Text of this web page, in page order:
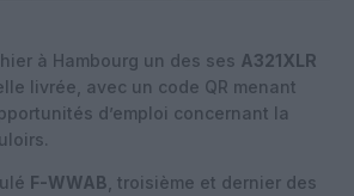
à Hambourg un des ses A321XLR
livrée, avec un code QR menant
d’emploi concernant la
F-WWAB , troisième et dernier des